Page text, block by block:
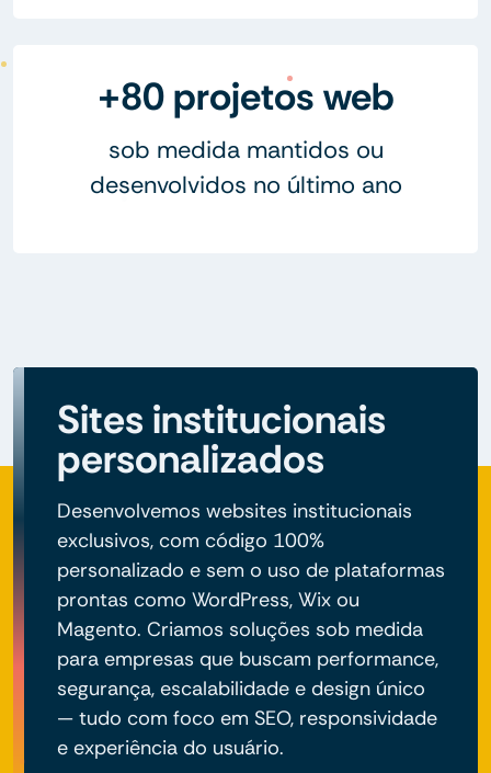
+80 projetos web
sob medida mantidos ou
desenvolvidos no último ano
Sites institucionais
personalizados
Desenvolvemos websites institucionais
exclusivos, com código 100%
personalizado e sem o uso de plataformas
prontas como WordPress, Wix ou
Magento. Criamos soluções sob medida
para empresas que buscam performance,
segurança, escalabilidade e design único
— tudo com foco em SEO, responsividade
e experiência do usuário.